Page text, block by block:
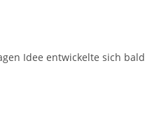
Idee entwickelte sich bald